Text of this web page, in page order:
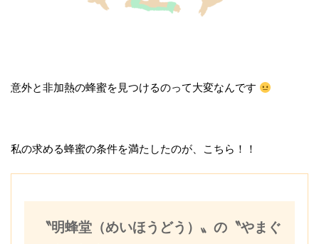
意外と非加熱の蜂蜜を見つけるのって大変なんです
私の求める蜂蜜の条件を満たしたのが、こちら！！
〝明蜂堂（めいほうどう）〟の〝やまぐ